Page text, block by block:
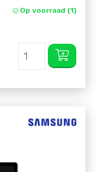
Op voorraad (1)